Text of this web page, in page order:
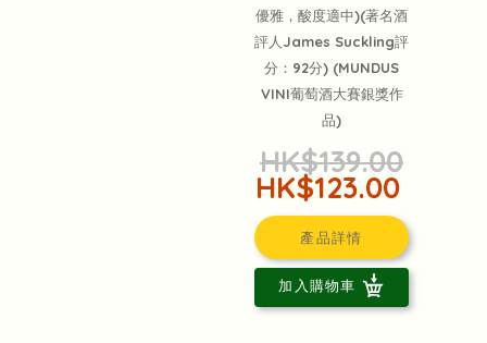
優雅，酸度適中)(著名酒
評人James Suckling評
分：92分) (MUNDUS
VINI葡萄酒大賽銀獎作
品)
HK$139.00
HK$123.00
產品詳情
加入購物車